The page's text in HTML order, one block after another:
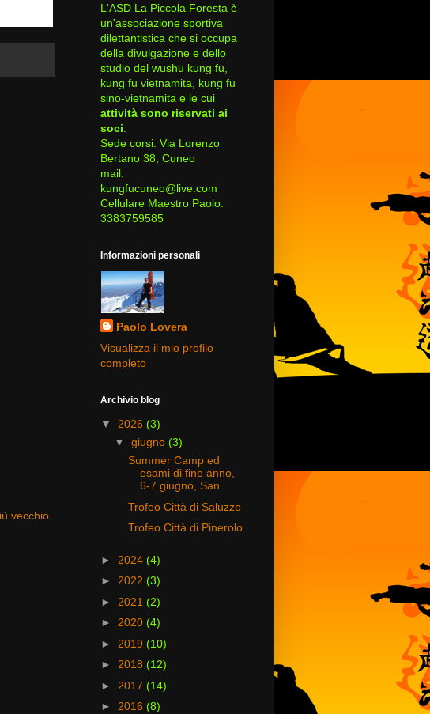
vecchio
L'ASD La Piccola Foresta è
un'associazione sportiva
dilettantistica che si occupa
della divulgazione e dello
studio del wushu kung fu,
kung fu vietnamita, kung fu
sino-vietnamita e le cui
attività sono riservati ai
soci
Sede corsi: Via Lorenzo
Bertano 38, Cuneo
mail:
kungfucuneo@live.com
Cellulare Maestro Paolo:
3383759585
Informazioni personali
Paolo Lovera
Visualizza il mio profilo
completo
Archivio blog
▼ 2026 (3)
▼ giugno (3)
Summer Camp ed
esami di fine anno,
6-7 giugno, San...
Trofeo Città di Saluzzo
Trofeo Città di Pinerolo
► 2024 (4)
► 2022 (3)
► 2021 (2)
► 2020 (4)
► 2019 (10)
► 2018 (12)
► 2017 (14)
► 2016 (8)